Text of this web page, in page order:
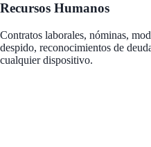
Recursos Humanos
Contratos laborales, nóminas,
despido, reconocimientos de
cualquier dispositivo.